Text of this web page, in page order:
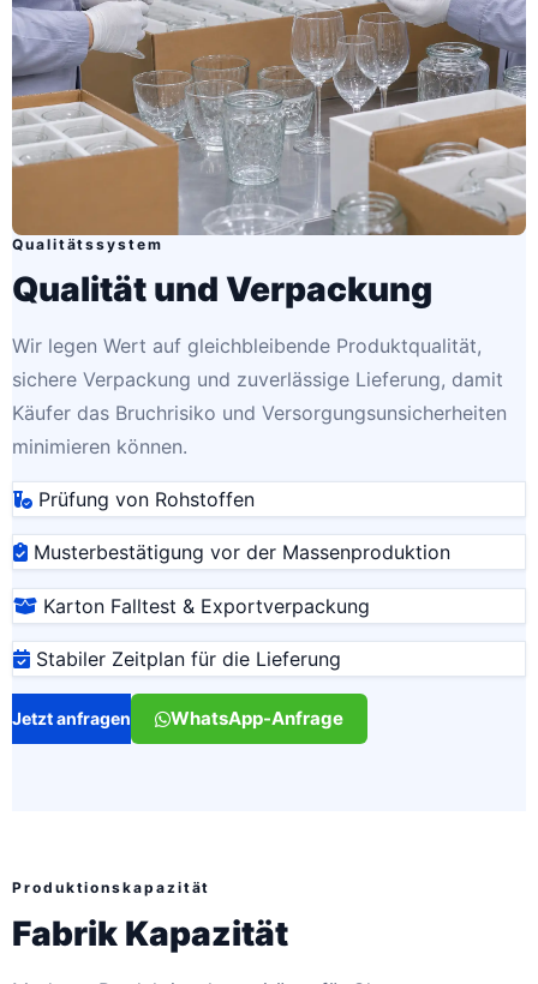
Qualitätssystem
Qualität und Verpackung
Wir legen Wert auf gleichbleibende Produktqualität,
sichere Verpackung und zuverlässige Lieferung, damit
Käufer das Bruchrisiko und Versorgungsunsicherheiten
minimieren können.
Prüfung von Rohstoffen
Musterbestätigung vor der Massenproduktion
Karton Falltest & Exportverpackung
Stabiler Zeitplan für die Lieferung
Jetzt anfragen WhatsApp-Anfrage
Produktionskapazität
Fabrik Kapazität